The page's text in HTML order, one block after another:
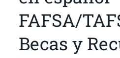
FAFSA/
Becas y